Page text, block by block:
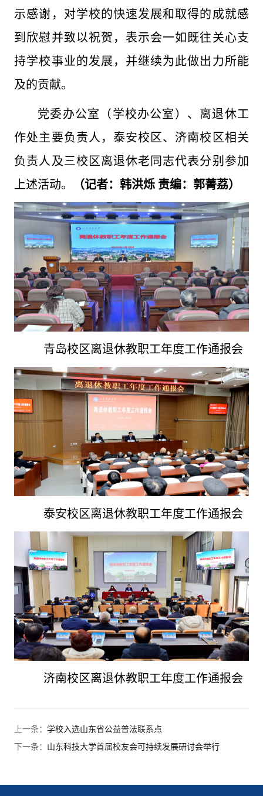
示感谢，对学校的快速发展和取得的成就感
到欣慰并致以祝贺，表示会一如既往关心支
持学校事业的发展，并继续为此做出力所能
及的贡献。
党委办公室（学校办公室）、离退休工
作处主要负责人，泰安校区、济南校区相关
负责人及三校区离退休老同志代表分别参加
上述活动。
（记者：韩洪烁 责编：郭菁荔）
青岛校区离退休教职工年度工作通报会
泰安校区离退休教职工年度工作通报会
济南校区离退休教职工年度工作通报会
上一条：学校入选山东省公益普法联系点
下一条： 山东科技大学首届校友会可持续发展研讨会举行